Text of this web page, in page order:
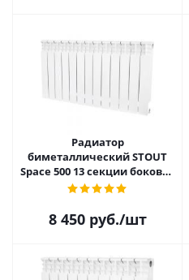
Радиатор
биметаллический STOUT
Space 500 13 секции боковое
подключение SRB-0310-
8 450руб./шт